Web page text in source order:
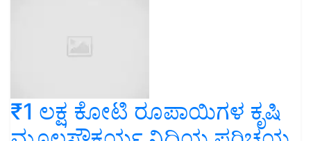
₹1 ಲಕ್ಷ ಕೋಟಿ ರೂಪಾಯಿಗಳ ಕೃಷಿ